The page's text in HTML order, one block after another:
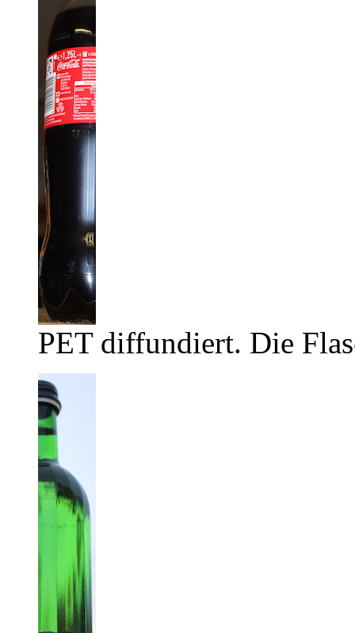
PET diffundiert. Die